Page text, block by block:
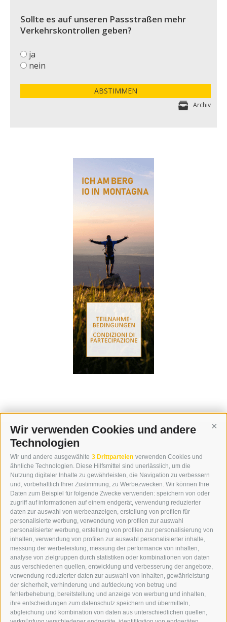
Wir verwenden Cookies und andere
Technologien
Wir und andere ausgewählte 3 Drittparteien verwenden Cookies und
ähnliche Technologien. Diese Hilfsmittel sind unerlässlich, um die
Nutzung digitaler Inhalte zu gewährleisten, die Navigation zu verbessern
und, vorbehaltlich Ihrer Zustimmung, zu Werbezwecken. Wir können Ihre
Daten zum Beispiel für folgende Zwecke verwenden: speichern von oder
zugriff auf informationen auf einem endgerät, verwendung reduzierter
daten zur auswahl von werbeanzeigen, erstellung von profilen für
personalisierte werbung, verwendung von profilen zur auswahl
personalisierter werbung, erstellung von profilen zur personalisierung von
inhalten, verwendung von profilen zur auswahl personalisierter inhalte,
messung der werbeleistung, messung der performance von inhalten,
analyse von zielgruppen durch statistiken oder kombinationen von daten
aus verschiedenen quellen, entwicklung und verbesserung der angebote,
verwendung reduzierter daten zur auswahl von inhalten, gewährleistung
der sicherheit, verhinderung und aufdeckung von betrug und
fehlerbehebung, bereitstellung und anzeige von werbung und inhalten,
ihre entscheidungen zum datenschutz speichern und übermitteln,
abgleichung und kombination von daten aus unterschiedlichen quellen,
Sollte es auf unseren Passstraßen mehr
Verkehrskontrollen geben?
ja
nein
ABSTIMMEN
Archiv
KONTAKT
WIPP-MEDIA GMBH
DER ERKER
NEUSTADT 20A
I-39049 STERZING
TEL.: +39 0472 766876
GRAFIK@DERERKER.IT
INFO@DERERKER.IT
BARBARA.FONTANA@DERERKER.IT
DER ERKER
WERBEN IM ERKER
ONLINE-WERBUNG
SEPA-DAUERAUFTRAG